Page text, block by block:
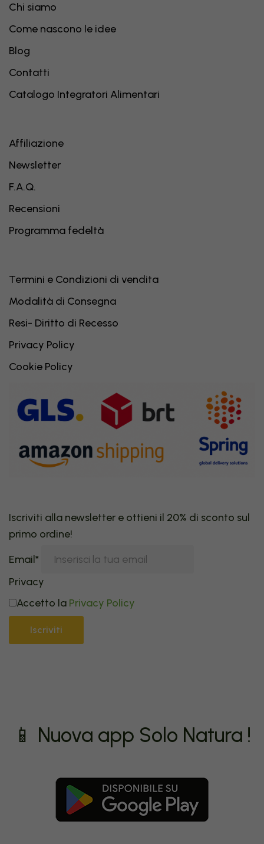
Chi siamo
Come nascono le idee
Blog
Contatti
Catalogo Integratori Alimentari
Affiliazione
Newsletter
F.A.Q.
Recensioni
Programma fedeltà
Termini e Condizioni di vendita
Modalità di Consegna
Resi- Diritto di Recesso
Privacy Policy
Cookie Policy
Iscriviti alla newsletter e ottieni il 20% di sconto sul
primo ordine!
Email*
Privacy
Accetto la Privacy Policy
Iscriviti
📱 Nuova app Solo Natura !